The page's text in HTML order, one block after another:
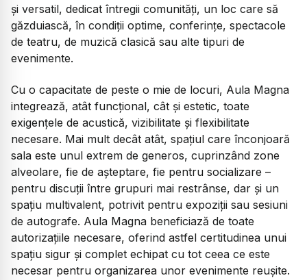
și versatil, dedicat întregii comunități, un loc care să
găzduiască, în condiții optime, conferințe, spectacole
de teatru, de muzică clasică sau alte tipuri de
evenimente.
Cu o capacitate de peste o mie de locuri, Aula Magna
integrează, atât funcțional, cât și estetic, toate
exigențele de acustică, vizibilitate și flexibilitate
necesare. Mai mult decât atât, spațiul care înconjoară
sala este unul extrem de generos, cuprinzând zone
alveolare, fie de așteptare, fie pentru socializare –
pentru discuții între grupuri mai restrânse, dar și un
spațiu multivalent, potrivit pentru expoziții sau sesiuni
de autografe. Aula Magna beneficiază de toate
autorizațiile necesare, oferind astfel certitudinea unui
spațiu sigur și complet echipat cu tot ceea ce este
necesar pentru organizarea unor evenimente reușite.